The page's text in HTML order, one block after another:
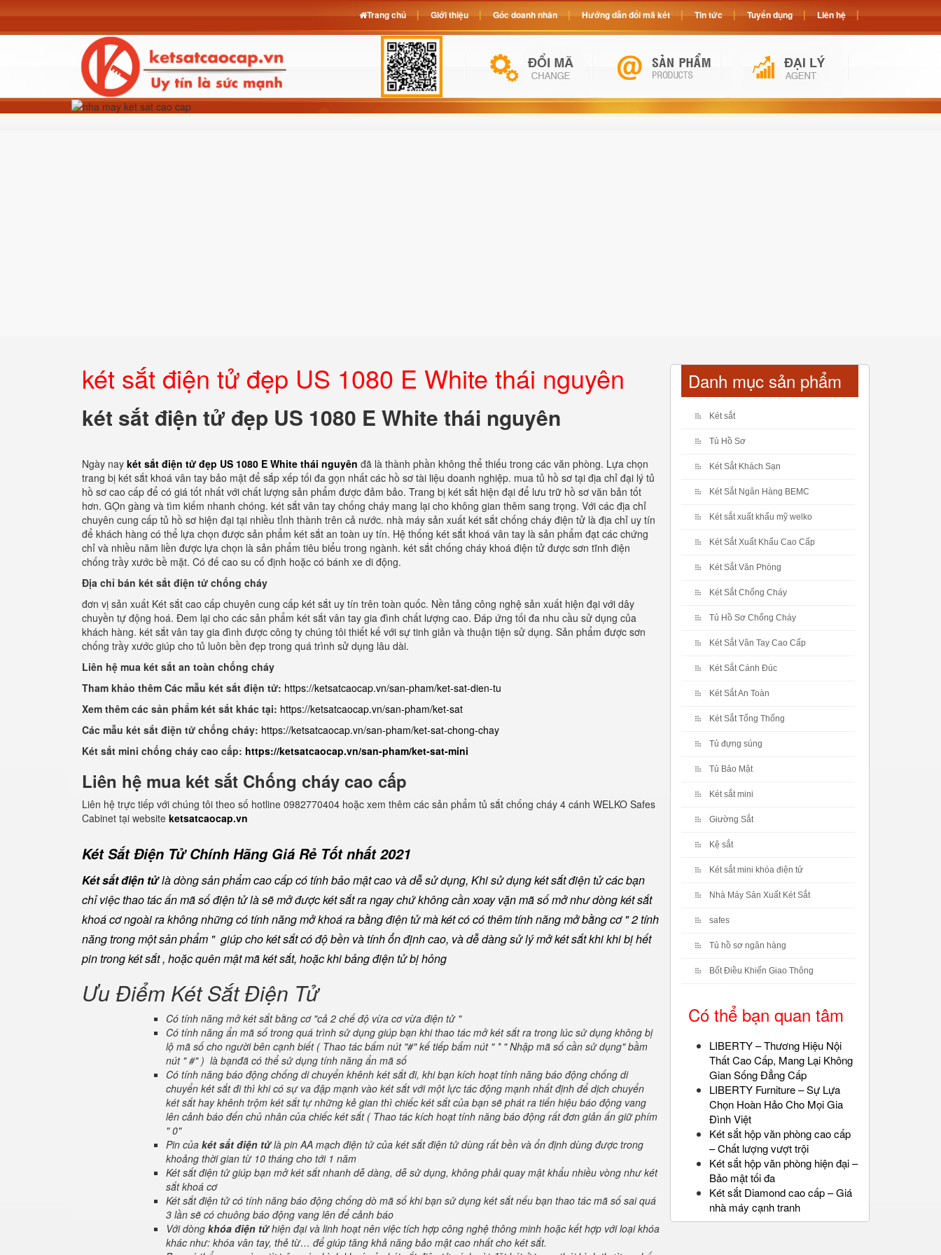
két sắt điện tử đẹp US 1080 E White thái nguyên
két sắt điện tử đẹp US 1080 E White thái nguyên
Ngày nay két sắt điện tử đẹp US 1080 E White thái nguyên đã là thành phần không thể thiếu trong các văn phòng. Lựa chọn
trang bị két sắt khoá vân tay bảo mật để sắp xếp tối đa gọn nhất các hồ sơ tài liệu doanh nghiệp. mua tủ hồ sơ tại địa chỉ đại lý tủ
hồ sơ cao cấp để có giá tốt nhất với chất lượng sản phẩm được đảm bảo. Trang bị két sắt hiện đại để lưu trữ hồ sơ văn bản tốt
hơn. GỌn gàng và tìm kiếm nhanh chóng. két sắt vân tay chống cháy mang lại cho không gian thêm sang trọng. Với các địa chỉ
chuyên cung cấp tủ hồ sơ hiện đại tại nhiều tỉnh thành trên cả nước. nhà máy sản xuất két sắt chống cháy điện tử là địa chỉ uy tín
để khách hàng có thể lựa chọn được sản phẩm két sắt an toàn uy tín. Hệ thống két sắt khoá vân tay là sản phẩm đạt các chứng
chỉ và nhiều năm liền được lựa chọn là sản phẩm tiêu biểu trong ngành. két sắt chống cháy khoá điện tử được sơn tĩnh điện
chống trầy xước bề mặt. Có đế cao su cố định hoặc có bánh xe di động.
Địa chỉ bán két sắt điện tử chống cháy
đơn vị sản xuất Két sắt cao cấp chuyên cung cấp két sắt uy tín trên toàn quốc. Nền tảng công nghệ sản xuất hiện đại với dây
chuyền tự động hoá. Đem lại cho các sản phẩm két sắt vân tay gia đình chất lượng cao. Đáp ứng tối đa nhu cầu sử dụng của
khách hàng. két sắt vân tay gia đình được công ty chúng tôi thiết kế với sự tinh giản và thuận tiện sử dụng. Sản phẩm được sơn
chống trầy xước giúp cho tủ luôn bền đẹp trong quá trình sử dụng lâu dài.
Liên hệ mua két sắt an toàn chống cháy
Tham khảo thêm Các mẫu két sắt điện tử: https://ketsatcaocap.vn/san-pham/ket-sat-dien-tu
Xem thêm các sản phẩm két sắt khác tại: https://ketsatcaocap.vn/san-pham/ket-sat
Các mẫu két sắt điện tử chống cháy: https://ketsatcaocap.vn/san-pham/ket-sat-chong-chay
Két sắt mini chống cháy cao cấp: https://ketsatcaocap.vn/san-pham/ket-sat-mini
Liên hệ mua két sắt Chống cháy cao cấp
Liên hệ trực tiếp với chúng tôi theo số hotline 0982770404 hoặc xem thêm các sản phẩm tủ sắt chống cháy 4 cánh WELKO Safes
Cabinet tại website ketsatcaocap.vn
Két Sắt Điện Tử Chính Hãng Giá Rẻ Tốt nhất 2021
Két sắt điện tửlà dòng sản phẩm cao cấp có tính bảo mật cao và dễ sử dụng, Khi sử dụng két sắt điện tử các bạn
chỉ việc thao tác ấn mã số điện tử là sẽ mở được két sắt ra ngay chứ không cần xoay vặn mã số mở như dòng két sắt
khoá cơ ngoài ra không những có tính năng mở khoá ra bằng điện tử mà két có có thêm tính năng mở bằng cơ " 2 tính
năng trong một sản phẩm " giúp cho két sắt có độ bền và tính ổn định cao, và dễ dàng sử lý mở két sắt khi khi bị hết
pin trong két sắt , hoặc quên mật mã két sắt, hoặc khi bảng điện tử bị hỏng
Ưu Điểm Két Sắt Điện Tử
Có tính năng mở két sắt bằng cơ "cả 2 chế độ vừa cơ vừa điện tử "
Có tính năng ẩn mã số trong quá trình sử dụng giúp bạn khi thao tác mở két sắt ra trong lúc sử dụng không bị
lộ mã số cho người bên cạnh biết ( Thao tác bấm nút "#" kế tiếp bấm nút " * " Nhập mã số cần sử dụng" bầm
nút " #" ) là bạnđã có thể sử dụng tính năng ẩn mã số
Có tính năng báo động chống di chuyển khênh két sắt đi, khi bạn kích hoạt tính năng báo động chống di
chuyển két sắt đi thì khi có sự va đập mạnh vào két sắt với một lực tác động mạnh nhất định để dịch chuyển
két sắt hay khênh trộm két sắt tự những kẻ gian thì chiếc két sắt của bạn sẽ phát ra tiến hiệu báo động vang
lên cảnh báo đến chủ nhân của chiếc két sắt ( Thao tác kích hoạt tính năng báo động rất đơn giản ấn giữ phím
" 0"
Pin của két sắt điện tửlà pin AA mạch điện tử của két sắt điện tử dùng rất bền và ổn định dùng được trong
khoảng thời gian từ 10 tháng cho tới 1 năm
Két sắt điện tử giúp bạn mở két sắt nhanh dễ dàng, dễ sử dụng, không phải quay mật khẩu nhiều vòng như két
sắt khoá cơ
Két sắt điện tử có tính năng báo động chống dò mã số khi bạn sử dụng két sắt nếu bạn thao tác mã số sai quá
3 lần sẽ có chuông báo động vang lên để cảnh báo
Với dòng khóa điện tửhiện đại và linh hoạt nên việc tích hợp công nghệ thông minh hoặc kết hợp với loại khóa
khác như: khóa vân tay, thẻ từ… để giúp tăng khả năng bảo mật cao nhất cho két sắt.
Danh mục sản phẩm
Két sắt
Tủ Hồ Sơ
Két Sắt Khách Sạn
Két Sắt Ngân Hàng BEMC
Két sắt xuất khẩu mỹ welko
Két Sắt Xuất Khẩu Cao Cấp
Két Sắt Văn Phòng
Két Sắt Chống Cháy
Tủ Hồ Sơ Chống Cháy
Két Sắt Vân Tay Cao Cấp
Két Sắt Cánh Đúc
Két Sắt An Toàn
Két Sắt Tổng Thống
Tủ đựng súng
Tủ Bảo Mật
Két sắt mini
Giường Sắt
Kệ sắt
Két sắt mini khóa điện tử
Nhà Máy Sản Xuất Két Sắt
safes
Tủ hồ sơ ngân hàng
Bốt Điều Khiển Giao Thông
Có thể bạn quan tâm
LIBERTY – Thương Hiệu Nội
Thất Cao Cấp, Mang Lại Không
Gian Sống Đẳng Cấp
LIBERTY Furniture – Sự Lựa
Chọn Hoàn Hảo Cho Mọi Gia
Đình Việt
Két sắt hộp văn phòng cao cấp
– Chất lượng vượt trội
Két sắt hộp văn phòng hiện đại –
Bảo mật tối đa
Két sắt Diamond cao cấp – Giá
nhà máy cạnh tranh
Trang chủ Giới thiệu Góc doanh nhân Hướng dẫn đổi mã két Tin tức Tuyển dụng Liên hệ